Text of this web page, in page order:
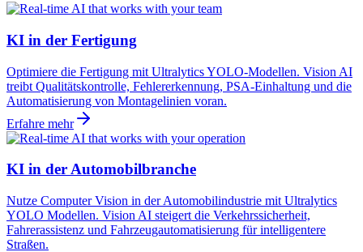
KI in der Fertigung
Optimiere die Fertigung mit Ultralytics YOLO-Modellen. Vision AI
treibt Qualitätskontrolle, Fehlererkennung, PSA-Einhaltung und die
Automatisierung von Montagelinien voran.
Erfahre mehr
KI in der Automobilbranche
Nutze Computer Vision in der Automobilindustrie mit Ultralytics
YOLO Modellen. Vision AI steigert die Verkehrssicherheit,
Fahrerassistenz und Fahrzeugautomatisierung für intelligentere
Straßen.